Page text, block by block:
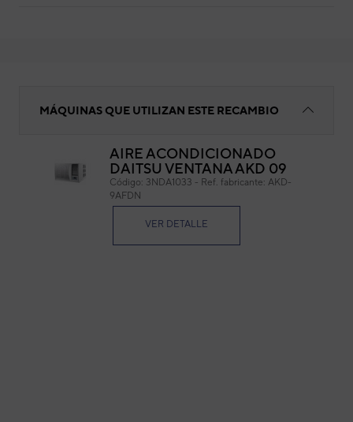
MÁQUINAS QUE UTILIZAN ESTE RECAMBIO
AIRE ACONDICIONADO
DAITSU VENTANA AKD 09
Código: 3NDA1033 - Ref. fabricante: AKD-
9AFDN
VER DETALLE